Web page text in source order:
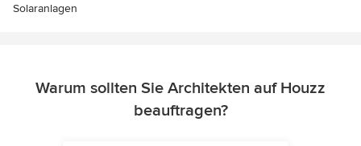
Solaranlagen
Warum sollten Sie Architekten auf Houzz
beauftragen?